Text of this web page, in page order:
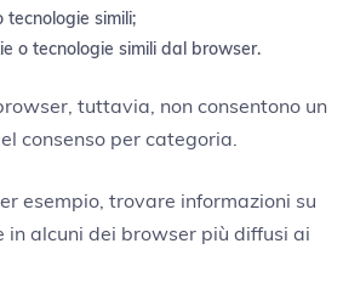
tecnologie simili;
o tecnologie simili dal browser.
tuttavia, non consentono un
consenso per categoria.
esempio, trovare informazioni su
in alcuni dei browser più diffusi ai